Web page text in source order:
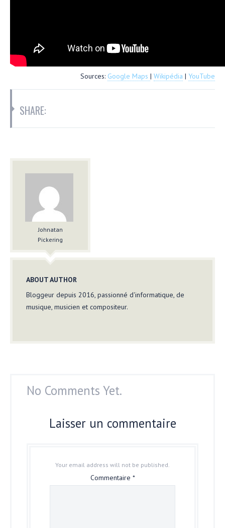
Sources: Google Maps | Wikipédia | YouTube
SHARE:
Johnatan
Pickering
ABOUT AUTHOR
Bloggeur depuis 2016, passionné d'informatique, de
musique, musicien et compositeur.
No Comments Yet.
Laisser un commentaire
Your email address will not be published.
Commentaire *